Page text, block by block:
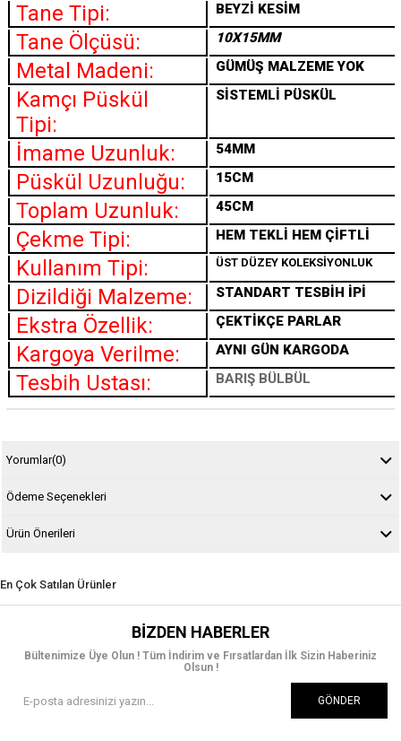
Tane Tipi: BEYZİ KESİM
Tane Ölçüsü: 10X15MM
Metal Madeni: GÜMÜŞ MALZEME YOK
Kamçı Püskül
Tipi:
SİSTEMLİ PÜSKÜL
İmame Uzunluk: 54MM
Püskül Uzunluğu: 15CM
Toplam Uzunluk: 45CM
Çekme Tipi: HEM TEKLİ HEM ÇİFTLİ
Kullanım Tipi: ÜST DÜZEY KOLEKSİYONLUK
Dizildiği Malzeme: STANDART TESBİH İPİ
Ekstra Özellik: ÇEKTİKÇE PARLAR
Kargoya Verilme: AYNI GÜN KARGODA
Tesbih Ustası: BARIŞ BÜLBÜL
Yorumlar(0)
Ödeme Seçenekleri
Ürün Önerileri
En Çok Satılan Ürünler
BIZDEN HABERLER
Bültenimize Üye Olun ! Tüm İndirim ve Fırsatlardan İlk Sizin Haberiniz
Olsun !
GÖNDER